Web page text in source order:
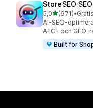
StoreSEO
5,0av 5 stjärnor
(671)
671 recensioner
•
AI-SEO-
AEO- och GEO-
Built for